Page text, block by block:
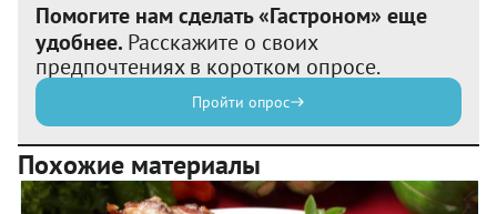
Помогите нам сделать «Гастроном» еще
удобнее. Расскажите о своих
предпочтениях в коротком опросе.
Пройти опрос
Похожие материалы